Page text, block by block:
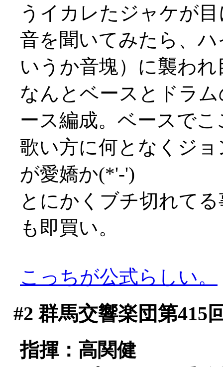
うイカレたジャケが
音を聞いてみたら、
いうか音塊）に襲わ
なんとベースとドラ
ース編成。ベースで
歌い方に何となくジ
が愛嬌か(*'-')
とにかくブチ切れて
も即買い。
こっちが公式らしい。
#2 群馬交響楽団第415
指揮：高関健